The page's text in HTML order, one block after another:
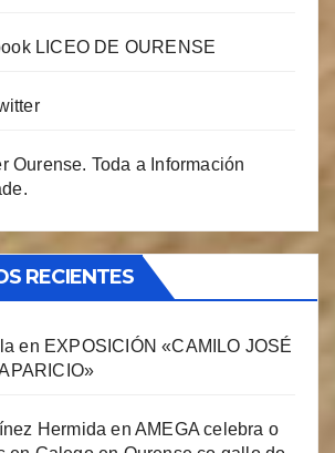
LICEO DE OURENSE
Ourense. Toda a Información
RECIENTES
en EXPOSICIÓN «CAMILO JOSÉ
Hermida enAMEGA celebra o